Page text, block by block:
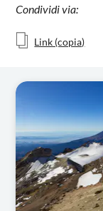
Condividi via:
Link (copia)